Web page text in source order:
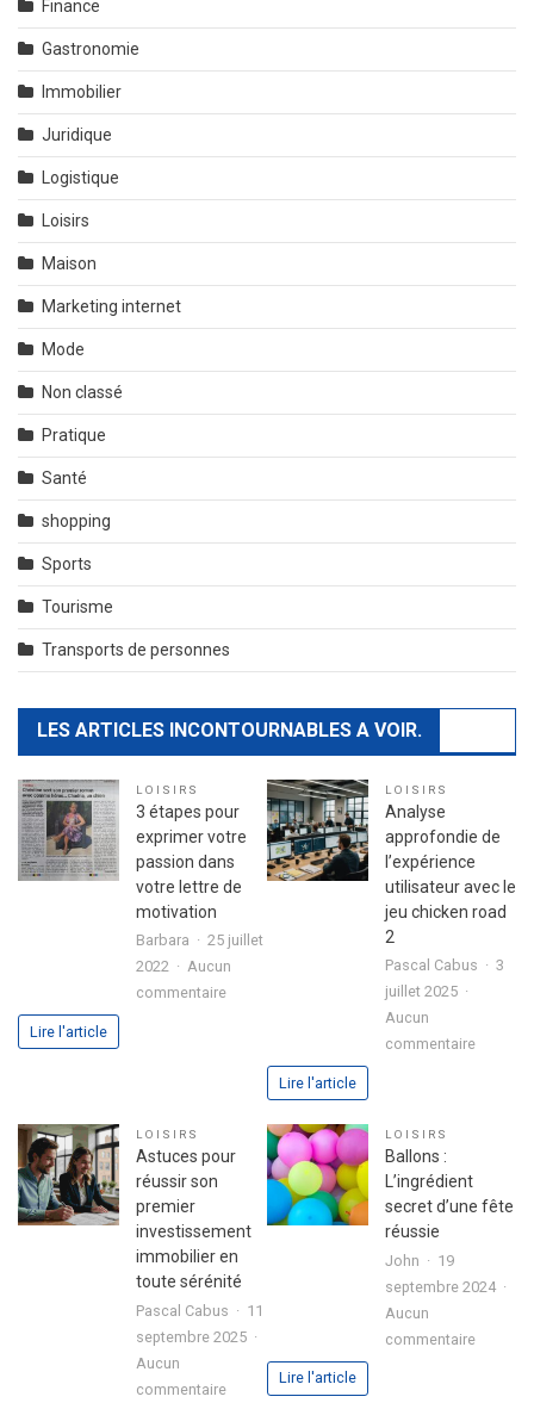
Finance
Gastronomie
Immobilier
Juridique
Logistique
Loisirs
Maison
Marketing internet
Mode
Non classé
Pratique
Santé
shopping
Sports
Tourisme
Transports de personnes
LES ARTICLES INCONTOURNABLES A VOIR.
LOISIRS
3 étapes pour
exprimer votre
passion dans
votre lettre de
motivation
Barbara
25 juillet
2022
Aucun
commentairesur
exprimer
passion
lettre
de
motivation
Lire l'article
LOISIRS
Analyse
approfondie de
l’expérience
utilisateur avec le
jeu chicken road
2
Pascal Cabus
3
juillet 2025
Aucun
commentairesur
avec
chicken
Lire l'article
LOISIRS
Astuces pour
réussir son
premier
investissement
immobilier en
toute sérénité
Pascal Cabus
11
septembre 2025
Aucun
commentairesur
LOISIRS
Ballons :
L’ingrédient
secret d’une fête
réussie
John
19
septembre 2024
Aucun
commentairesur
Lire l'article